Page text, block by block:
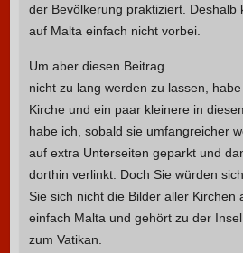
der Bevölkerung praktiziert. Deshalb
auf Malta einfach nicht vorbei.
Um aber diesen Beitrag
nicht zu lang werden zu lassen,
Kirche und ein paar kleinere in
habe ich, sobald sie umfangreicher
auf extra Unterseiten geparkt und
dorthin verlinkt. Doch Sie würden
Sie sich nicht die Bilder aller Kirchen
einfach Malta und gehört zu der
zum Vatikan.